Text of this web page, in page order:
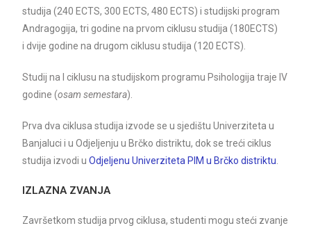
studija (240 ECTS, 300 ECTS, 480 ECTS) i studijski program
Andragogija, tri godine na prvom ciklusu studija (180ECTS)
i dvije godine na drugom ciklusu studija (120 ECTS).
Studij na I ciklusu na studijskom programu Psihologija traje IV
godine (osam semestara).
Prva dva ciklusa studija izvode se u sjedištu Univerziteta u
Banjaluci i u Odjeljenju u Brčko distriktu, dok se treći ciklus
studija izvodi u Odjeljenu Univerziteta PIM u Brčko distriktu
IZLAZNA ZVANJA
Završetkom studija prvog ciklusa, studenti mogu steći zvanje